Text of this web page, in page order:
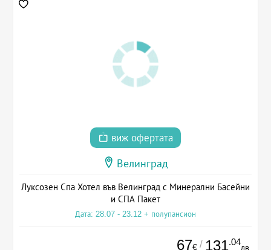
виж офертата
Велинград
Луксозен Спа Хотел във Велинград с Минерални Басейни
и СПА Пакет
Дата: 28.07 - 23.12 + полупансион
67€ / 131.04
лв.